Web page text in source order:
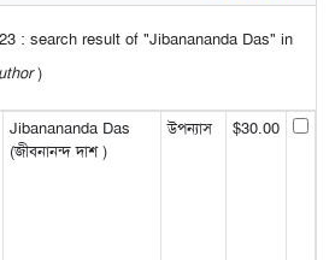
: search result of "Jibanananda Das" in
)
Jibanananda Das
(জীবনানন্দ দাশ )
উপন্যাস $30.00